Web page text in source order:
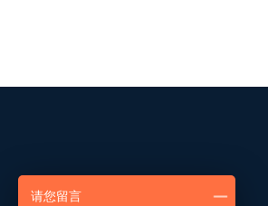
请您留言